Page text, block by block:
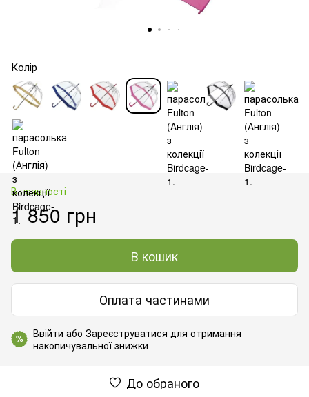
Колір
В наявності
1 850 грн
В кошик
Оплата частинами
% Ввійти або Зареєструватися для отримання
накопичувальної знижки
До обраного